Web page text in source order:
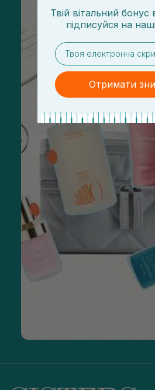
Твій вітальний
підписуйся на
email
Отримати